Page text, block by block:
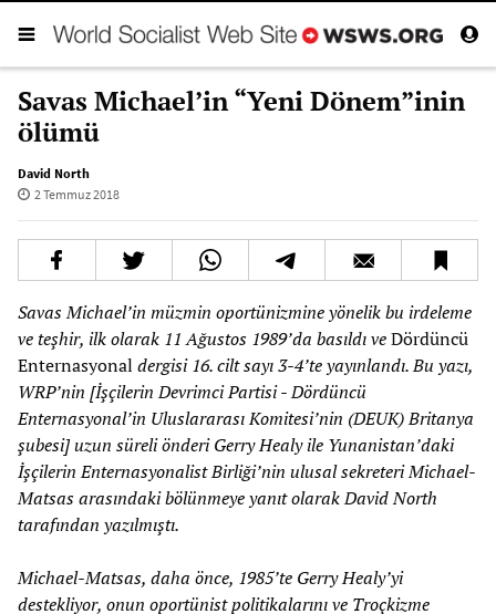
Savas Michael’in “Yeni Dönem”inin
ölümü
David North
2 Temmuz 2018
Savas Michael’in müzmin oportünizmine yönelik bu irdeleme
ve teşhir, ilk olarak 11 Ağustos 1989’da basıldı veDördüncü
Enternasyonal dergisi 16. cilt sayı 3-4’te yayınlandı. Bu yazı,
WRP’nin [İşçilerin Devrimci Partisi - Dördüncü
Enternasyonal’in Uluslararası Komitesi’nin (DEUK) Britanya
şubesi] uzun süreli önderi Gerry Healy ile Yunanistan’daki
İşçilerin Enternasyonalist Birliği’nin ulusal sekreteri Michael-
Matsas arasındaki bölünmeye yanıt olarak David North
tarafından yazılmıştı.
Michael-Matsas, daha önce, 1985’te Gerry Healy’yi
destekliyor, onun oportünist politikalarını ve Troçkizme